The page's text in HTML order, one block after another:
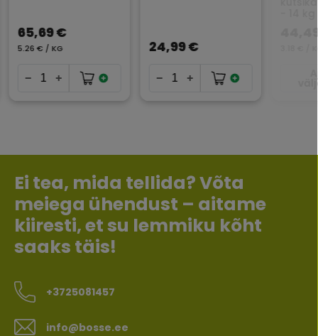
65,69 €
5.26 € / KG 24,99 €
Ei tea, mida tellida? Võta
meiega ühendust – aitame
kiiresti, et su lemmiku kõht
saaks täis!
+3725081457
info@bosse.ee